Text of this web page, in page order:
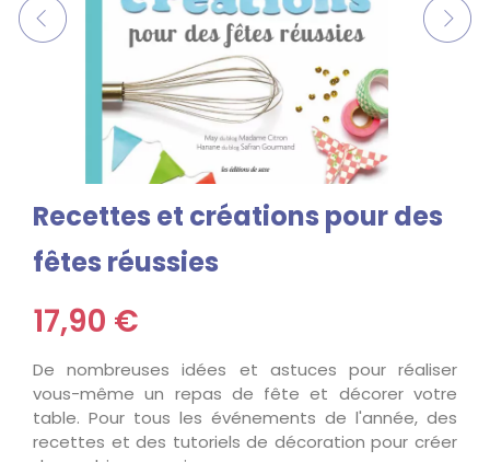
Recettes et créations pour des
fêtes réussies
17,90 €
De nombreuses idées et astuces pour réaliser
vous-même un repas de fête et décorer votre
table. Pour tous les événements de l'année, des
recettes et des tutoriels de décoration pour créer